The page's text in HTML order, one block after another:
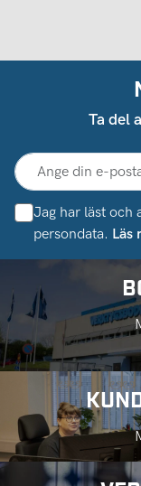
Ta del
Jag har läst och
persondata. Läs